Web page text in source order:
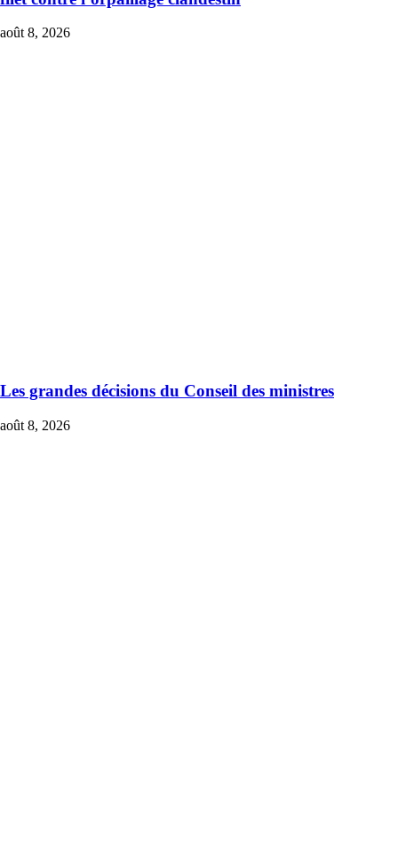
août 8, 2026
Les grandes décisions du Conseil des ministres
août 8, 2026